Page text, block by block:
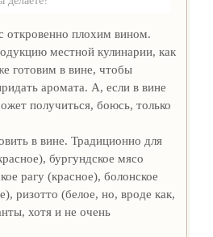
откровенно плохим вином.
местной кулинарии, как
готовим в вине, чтобы
аромата. А, если в вине
получиться, боюсь, только
в вине. Традиционно для
бургундское мясо
рагу (красное), болонское
ризотто (белое, но, вроде как,
хотя и не очень